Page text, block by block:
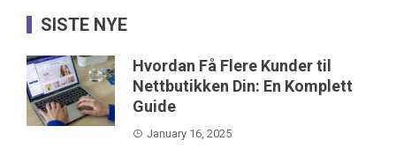
SISTE NYE
Hvordan Få Flere Kunder til
Nettbutikken Din: En Komplett
Guide
January 16, 2025